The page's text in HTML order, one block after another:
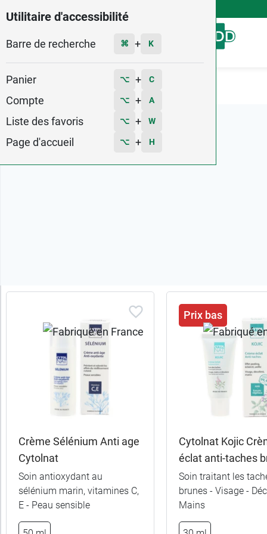
Utilitaire d'accessibilité
Barre de recherche ⌘ + K
Panier ⌥ + C
Compte ⌥ + A
Liste des favoris ⌥ + W
Page d'accueil ⌥ + H
Menu
Par défaut
Catégories
Sous-
Crème Sélénium Anti age
Cytolnat
Soin antioxydant au
sélénium marin, vitamines C,
E - Peau sensible
Prix bas
Cytolnat Kojic
éclat anti-taches
Soin traitant les
brunes - Visage -
Mains